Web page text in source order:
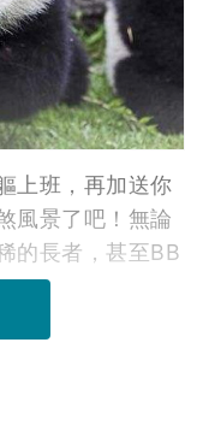
上班，再加送你
風景了吧！無論
的長者，甚至BB